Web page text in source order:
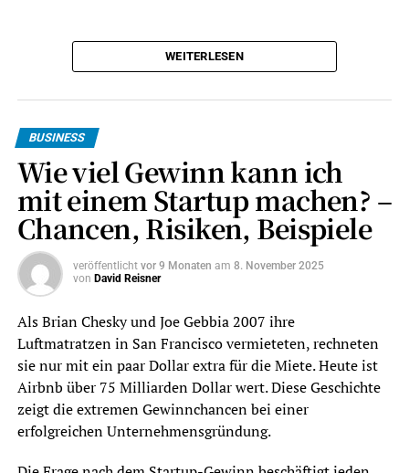
Warum Local SEO für Handwerker so
wichtig ist
gesucht. Wer einen Wasserschaden hat, eine neue
Heizung braucht oder eine Fassade streichen lassen
möchte, sucht einen Anbieter in der Nähe. Genau hier
entscheidet lokale Sichtbarkeit darüber, ob ein Betrieb
überhaupt in die engere Auswahl kommt.
Google selbst erklärt, dass lokale Ergebnisse vor allem
anhand von Relevanz, Entfernung und Bekanntheit
bewertet werden. Für Handwerker bedeutet das: Google
muss verstehen,welche Leistungenein Betrieb
anbietet,woer tätig ist undwarumer vertrauenswürdig
ist.
Ein Handwerksbetrieb kann fachlich hervorragend sein –
wenn Google die Leistungen, den Standort und die
WEITERLESEN
BUSINESS
Wie viel Gewinn kann ich
mit einem Startup machen? –
Chancen, Risiken, Beispiele
veröffentlicht vor 9 Monaten am 8. November 2025
von David Reisner
Als Brian Chesky und Joe Gebbia 2007 ihre
Luftmatratzen in San Francisco vermieteten, rechneten
sie nur mit ein paar Dollar extra für die Miete. Heute ist
Airbnb über 75 Milliarden Dollar wert. Diese Geschichte
zeigt die extremen Gewinnchancen bei einer
erfolgreichen Unternehmensgründung.